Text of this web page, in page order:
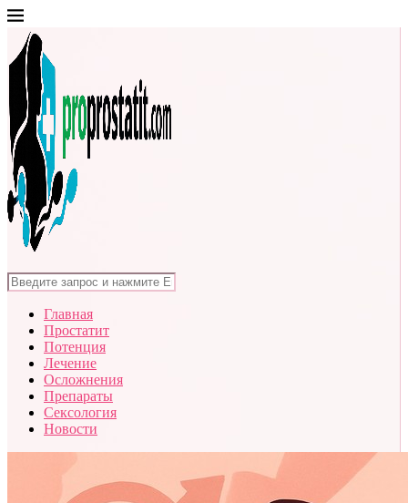
Главная
Простатит
Потенция
Лечение
Осложнения
Препараты
Сексология
Новости